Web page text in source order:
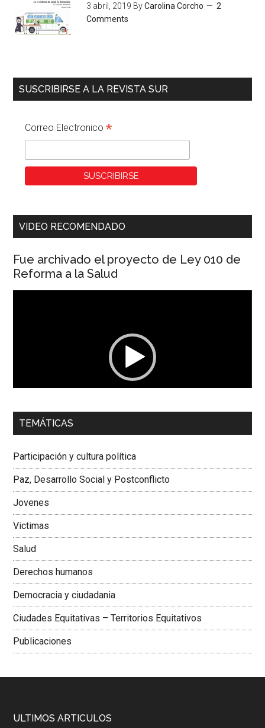
3 abril, 2019 ByCarolina Corcho
2
Comments
SUSCRIBIRSE A LA REVISTA SUR
Correo Electronico*
VIDEO RECOMENDADO
Fue archivado el proyecto de Ley 010 de
Reforma a la Salud
00:00 01:04
Dra. Carolina Corcho Mejía,Presidenta Corporación
Colombiana
TEMÁTICAS
Participación y cultura política
Paz, Desarrollo Social y Postconflicto
Jovenes
Victimas
Salud
Derechos humanos
Democracia y ciudadania
Ciudades Equitativas – Territorios Equitativos
Publicaciones
ULTIMOS ARTICULOS